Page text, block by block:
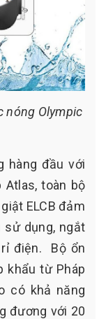
nóng Olympic
hàng đầu với
Atlas, toàn bộ
ELCB đảm
sử dụng, ngắt
điện. Bộ ổn
khẩu từ Pháp
có khả năng
đương với 20